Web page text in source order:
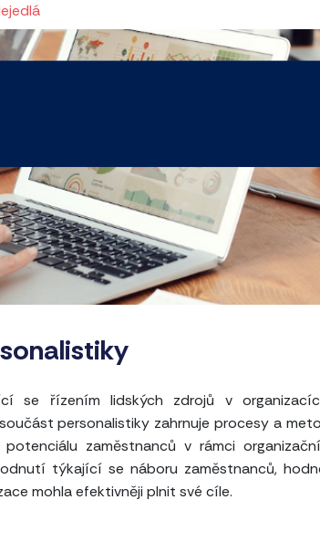
se řízením lidských zdrojů v
personalistiky zahrnuje procesy a
zaměstnanců v rámci
týkající se náboru zaměstnanců,
mohla efektivněji plnit své cíle.